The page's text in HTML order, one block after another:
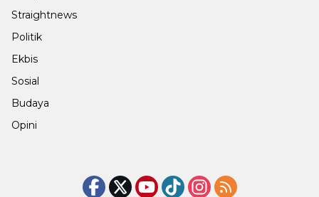
Straightnews
Politik
Ekbis
Sosial
Budaya
Opini